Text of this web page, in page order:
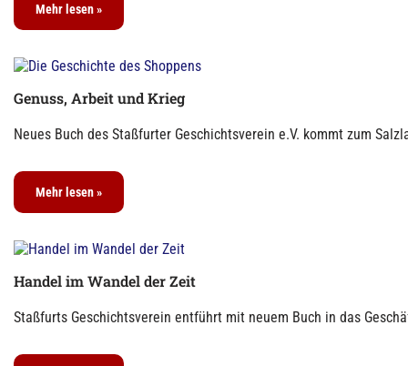
Mehr lesen »
Genuss, Arbeit und Krieg
Neues Buch des Staßfurter Geschichtsverein e.V. kommt zum
Mehr lesen »
Handel im Wandel der Zeit
Staßfurts Geschichtsverein entführt mit neuem Buch in das